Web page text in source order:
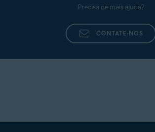
Precisa de mais ajuda?
CONTATE-NOS